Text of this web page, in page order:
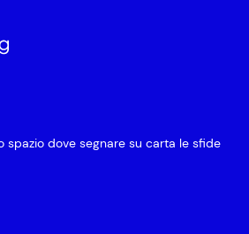
spazio dove segnare su carta le sfide